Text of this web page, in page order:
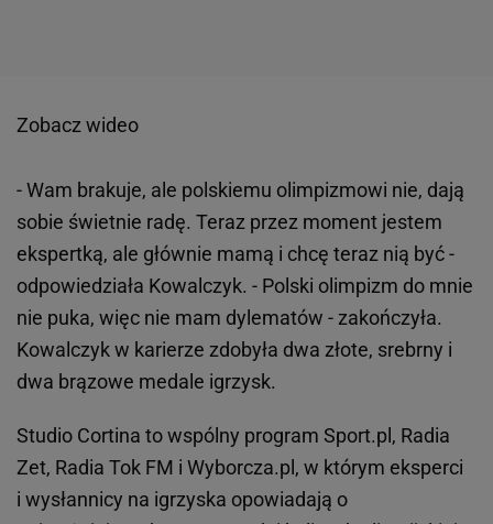
Zobacz wideo
- Wam brakuje, ale polskiemu olimpizmowi nie, dają
sobie świetnie radę. Teraz przez moment jestem
ekspertką, ale głównie mamą i chcę teraz nią być -
odpowiedziała Kowalczyk. - Polski olimpizm do mnie
nie puka, więc nie mam dylematów - zakończyła.
Kowalczyk w karierze zdobyła dwa złote, srebrny i
dwa brązowe medale igrzysk.
Studio Cortina to wspólny program Sport.pl, Radia
Zet, Radia Tok FM i Wyborcza.pl, w którym eksperci
i wysłannicy na igrzyska opowiadają o